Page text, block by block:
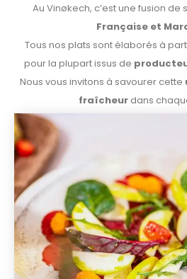
Au Vinøkech, c’est une fusion de
Française et
Tous nos plats sont élaborés à
pour la plupart issus de
Nous vous invitons à savourer cette
fraîcheur dans